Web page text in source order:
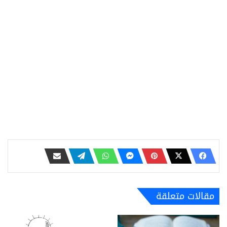
مقالات متعلقة